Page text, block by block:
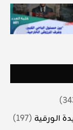
الورقية (197)